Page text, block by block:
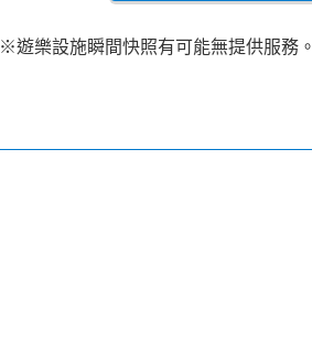
※遊樂設施瞬間快照有可能無提供服務。